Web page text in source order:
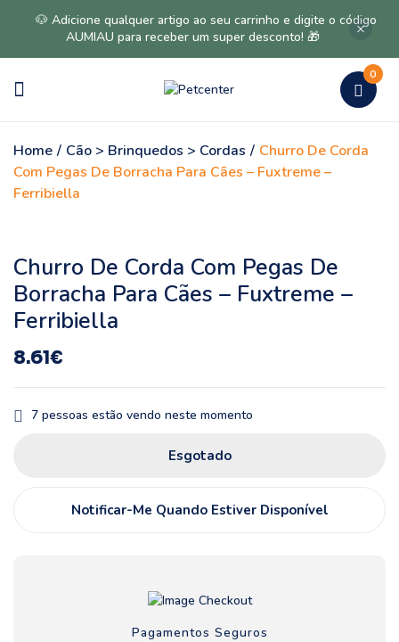
🐶 Adicione qualquer artigo ao seu carrinho e digite o código
AUMIAU para receber um super desconto! 🎁
0
Home / Cão > Brinquedos > Cordas / Churro De Corda
Com Pegas De Borracha Para Cães – Fuxtreme –
Ferribiella
Churro De Corda Com Pegas De
Borracha Para Cães – Fuxtreme –
Ferribiella
8.61€
7 pessoas estão vendo neste momento
Esgotado
Notificar-Me Quando Estiver Disponível
Pagamentos Seguros